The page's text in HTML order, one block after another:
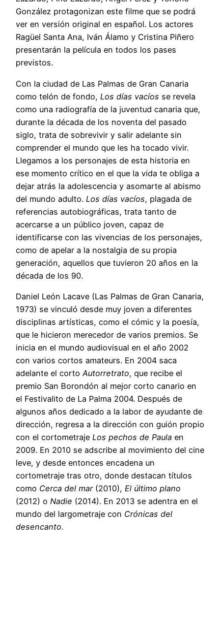
González protagonizan este filme que se podrá
ver en versión original en español. Los actores
Ragüel Santa Ana, Iván Álamo y Cristina Piñero
presentarán la película en todos los pases
previstos.
Con la ciudad de Las Palmas de Gran Canaria
como telón de fondo, Los días vacíos se revela
como una radiografía de la juventud canaria que,
durante la década de los noventa del pasado
siglo, trata de sobrevivir y salir adelante sin
comprender el mundo que les ha tocado vivir.
Llegamos a los personajes de esta historia en
ese momento crítico en el que la vida te obliga a
dejar atrás la adolescencia y asomarte al abismo
del mundo adulto. Los días vacíos, plagada de
referencias autobiográficas, trata tanto de
acercarse a un público joven, capaz de
identificarse con las vivencias de los personajes,
como de apelar a la nostalgia de su propia
generación, aquellos que tuvieron 20 años en la
década de los 90.
Daniel León Lacave (Las Palmas de Gran Canaria,
1973) se vinculó desde muy joven a diferentes
disciplinas artísticas, como el cómic y la poesía,
que le hicieron merecedor de varios premios. Se
inicia en el mundo audiovisual en el año 2002
con varios cortos amateurs. En 2004 saca
adelante el corto Autorretrato, que recibe el
premio San Borondón al mejor corto canario en
el Festivalito de La Palma 2004. Después de
algunos años dedicado a la labor de ayudante de
dirección, regresa a la dirección con guión propio
con el cortometraje Los pechos de Paula en
2009. En 2010 se adscribe al movimiento del cine
leve, y desde entonces encadena un
cortometraje tras otro, donde destacan títulos
como Cerca del mar(2010), El último plano
(2012) o Nadie (2014). En 2013 se adentra en el
mundo del largometraje con Crónicas del
desencanto.